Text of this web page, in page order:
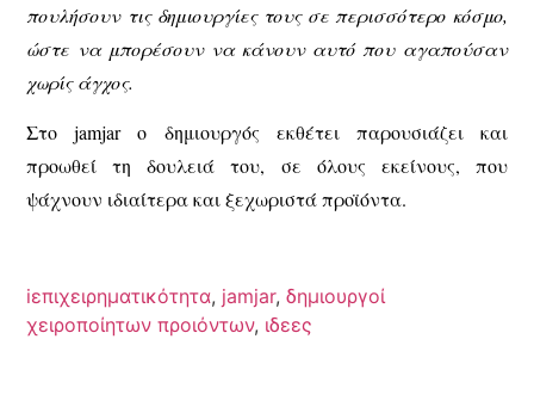
πουλήσουν τις δημιουργίες τους σε περισσότερο κόσμο,
ώστε να μπορέσουν να κάνουν αυτό που αγαπούσαν
χωρίς άγχος.
Στο jamjar ο δημιουργός εκθέτει παρουσιάζει και
προωθεί τη δουλειά του, σε όλους εκείνους, που
ψάχνουν ιδιαίτερα και ξεχωριστά προϊόντα.
iεπιχειρηματικότητα, jamjar,δημιουργοί
χειροποίητων προιόντων, ιδεες